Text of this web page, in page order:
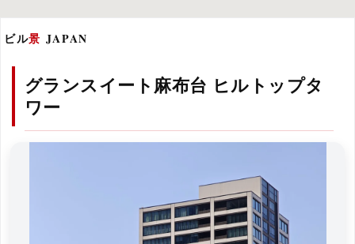
ビル景 JAPAN
グランスイート麻布台 ヒルトップタ
ワー